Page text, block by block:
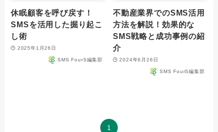
休眠顧客を呼び戻す！
SMSを活用した掘り起こ
し術
2025年1月26日
SMS FourS編集部
不動産業界でのSMS活用
方法を解説！効果的な
SMS戦略と成功事例の紹
介
2024年6月26日
SMS FourS編集部
1